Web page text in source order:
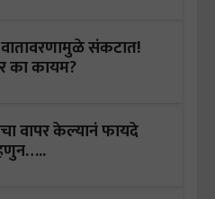
वातावरणामुळे संकटात!
का कायम?
वापर केल्यानं फायदे